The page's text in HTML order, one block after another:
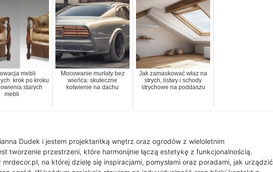
mebli
krok po kroku
starych
mebli
Mocowanie murłaty bez
wieńca: skuteczne
kotwienie na dachu
Jak zamaskować właz na
strych, listwy i schody
strychowe na poddaszu
Dudek i jestem projektantką wnętrz oraz ogrodów z wieloletnim
tworzenie przestrzeni, które harmonijnie łączą estetykę z funkcjonalnością.
na której dzielę się inspiracjami, pomysłami oraz poradami, jak urządzić